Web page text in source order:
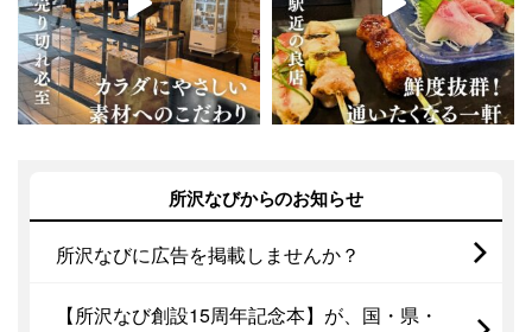
所沢なびからのお知らせ
所沢なびに広告を掲載しませんか？
【所沢なび創設15周年記念本】が、国・県・